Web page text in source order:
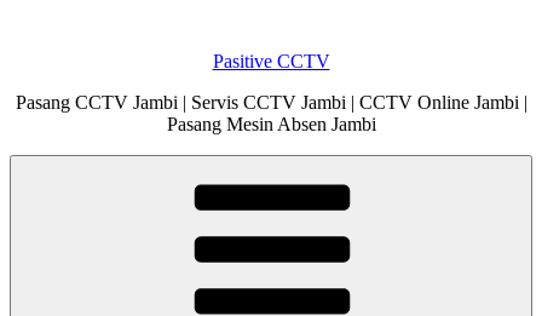
Pasitive CCTV
Pasang CCTV Jambi | Servis CCTV Jambi | CCTV Online Jambi |
Pasang Mesin Absen Jambi